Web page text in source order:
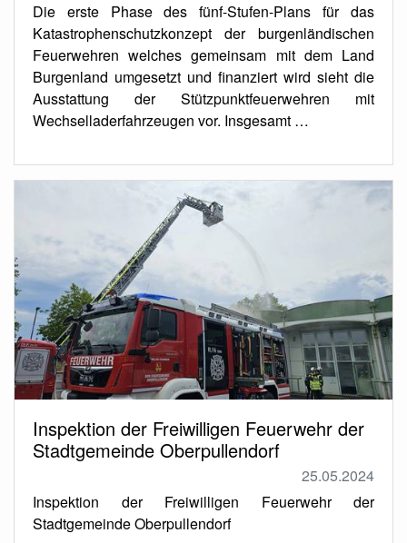
Die erste Phase des fünf-Stufen-Plans für das
Katastrophenschutzkonzept der burgenländischen
Feuerwehren welches gemeinsam mit dem Land
Burgenland umgesetzt und finanziert wird sieht die
Ausstattung der Stützpunktfeuerwehren mit
Wechselladerfahrzeugen vor. Insgesamt …
Inspektion der Freiwilligen Feuerwehr der
Stadtgemeinde Oberpullendorf
25.05.2024
Inspektion der Freiwilligen Feuerwehr der
Stadtgemeinde Oberpullendorf